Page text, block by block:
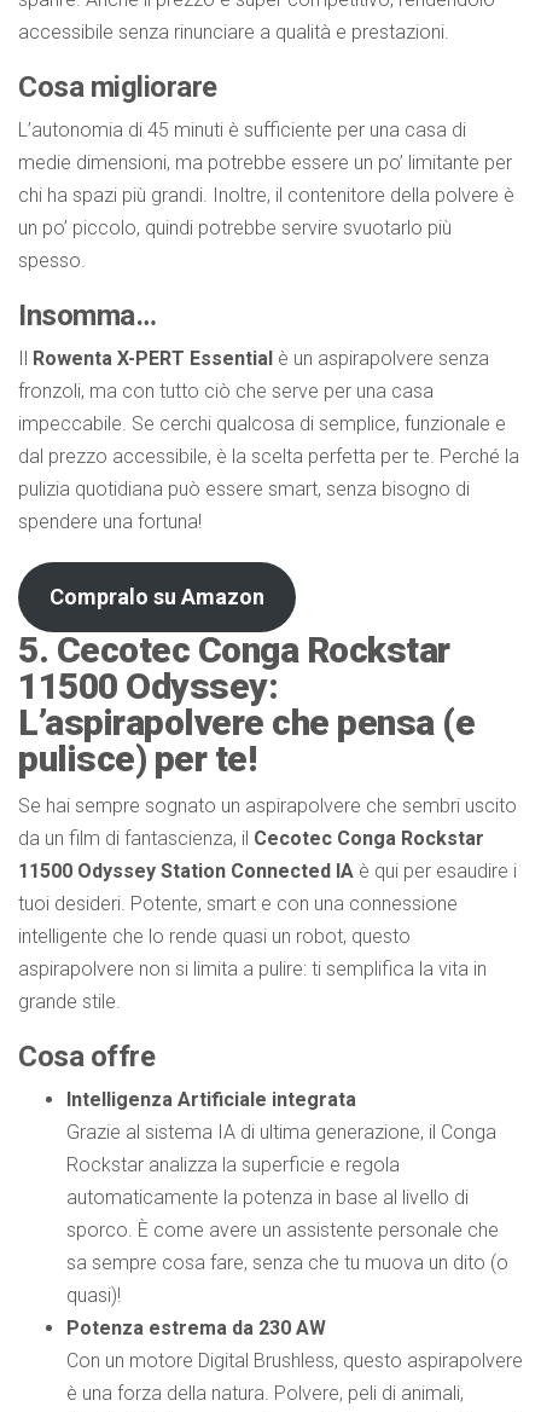
accessibile senza rinunciare a qualità e prestazioni.
Cosa migliorare
L’autonomia di 45 minuti è sufficiente per una casa di
medie dimensioni, ma potrebbe essere un po’ limitante per
chi ha spazi più grandi. Inoltre, il contenitore della polvere è
un po’ piccolo, quindi potrebbe servire svuotarlo più
spesso.
Insomma…
Il Rowenta X-PERT Essential è un aspirapolvere senza
fronzoli, ma con tutto ciò che serve per una casa
impeccabile. Se cerchi qualcosa di semplice, funzionale e
dal prezzo accessibile, è la scelta perfetta per te. Perché la
pulizia quotidiana può essere smart, senza bisogno di
spendere una fortuna!
Compralo su Amazon
5. Cecotec Conga Rockstar
11500 Odyssey:
L’aspirapolvere che pensa (e
pulisce) per te!
Se hai sempre sognato un aspirapolvere che sembri uscito
da un film di fantascienza, il Cecotec Conga Rockstar
11500 Odyssey Station Connected IA è qui per esaudire i
tuoi desideri. Potente, smart e con una connessione
intelligente che lo rende quasi un robot, questo
aspirapolvere non si limita a pulire: ti semplifica la vita in
grande stile.
Cosa offre
Intelligenza Artificiale integrata
Grazie al sistema IA di ultima generazione, il Conga
Rockstar analizza la superficie e regola
automaticamente la potenza in base al livello di
sporco. È come avere un assistente personale che
sa sempre cosa fare, senza che tu muova un dito (o
quasi)!
Potenza estrema da 230 AW
Con un motore Digital Brushless, questo aspirapolvere
è una forza della natura. Polvere, peli di animali,